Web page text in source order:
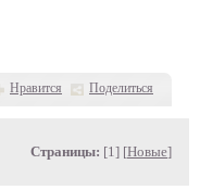
Нравится Поделиться
Страницы: [1] [Новые]